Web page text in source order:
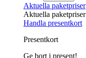
Aktuella paketpriser
Aktuella paketpriser
Handla presentkort
Presentkort
Ge bort i present!